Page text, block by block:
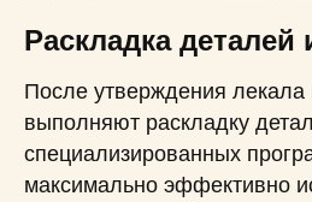
Раскладка деталей
После утверждения лекала
выполняют раскладку
специализированных
максимально эффективно